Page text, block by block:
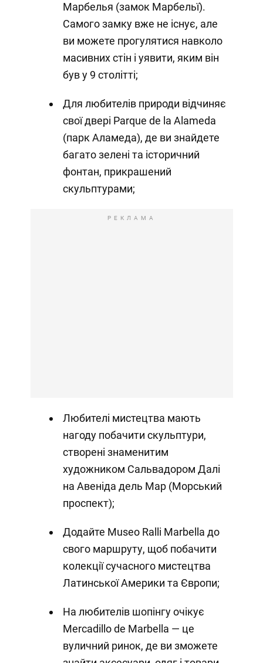
Марбелья (замок Марбельї).
Самого замку вже не існує, але
ви можете прогулятися навколо
масивних стін і уявити, яким він
був у 9 столітті;
Для любителів природи відчиняє
свої двері Parque de la Alameda
(парк Аламеда), де ви знайдете
багато зелені та історичний
фонтан, прикрашений
скульптурами;
РЕКЛАМА
Любителі мистецтва мають
нагоду побачити скульптури,
створені знаменитим
художником Сальвадором Далі
на Авеніда дель Мар (Морський
проспект);
Додайте Museo Ralli Marbella до
свого маршруту, щоб побачити
колекції сучасного мистецтва
Латинської Америки та Європи;
На любителів шопінгу очікує
Mercadillo de Marbella — це
вуличний ринок, де ви зможете